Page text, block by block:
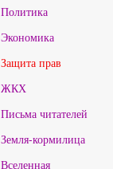
Политика
Экономика
Защита прав
ЖКХ
Письма читателей
Земля-кормилица
Вселенная